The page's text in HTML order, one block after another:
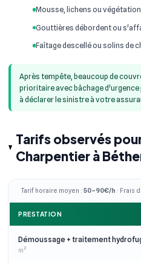
Mousse, lichens ou
Gouttières débordent ou
Faîtage descellé ou solins de
Après tempête, beaucoup de
prioritaire avec bâchage d'urgence
à déclarer le sinistre à votre
Tarifs observés
Charpentier à
Tarif horaire moyen : 50–90€/h · Frais
PRESTATION
Démoussage + traitement
m²